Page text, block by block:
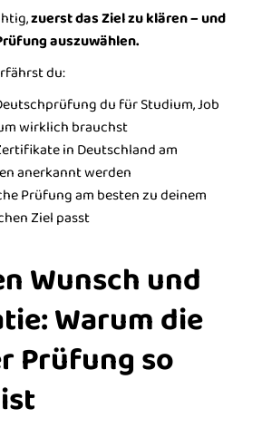
zuerst das Ziel zu klären – und
auszuwählen.
du:
du für Studium, Job
wirklich brauchst
in Deutschland am
anerkannt werden
Prüfung am besten zu deinem
Ziel passt
Wunsch und
Warum die
Prüfung so